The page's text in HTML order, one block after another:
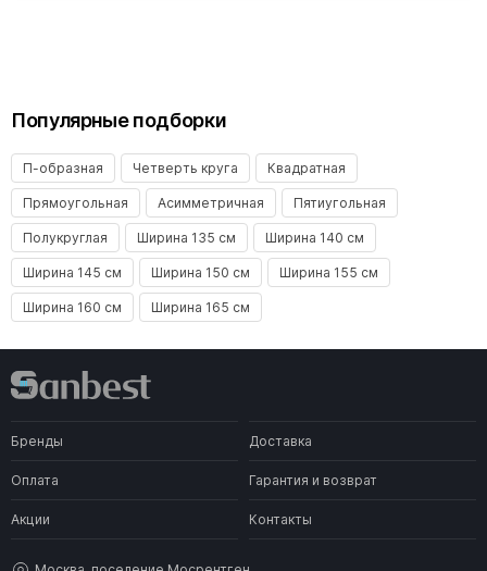
Популярные подборки
П-образная Четверть круга Квадратная
Прямоугольная Асимметричная Пятиугольная
Полукруглая Ширина 135 см Ширина 140 см
Ширина 145 см Ширина 150 см Ширина 155 см
Ширина 160 см Ширина 165 см
Бренды Доставка
Оплата Гарантия и возврат
Акции Контакты